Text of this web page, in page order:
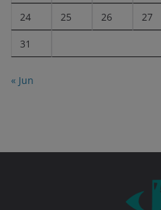
24 25 26 27
31
« Jun